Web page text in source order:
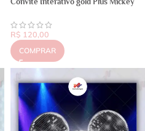
Convite Interativo gold Plus Mickey
R$ 120,00
COMPRAR